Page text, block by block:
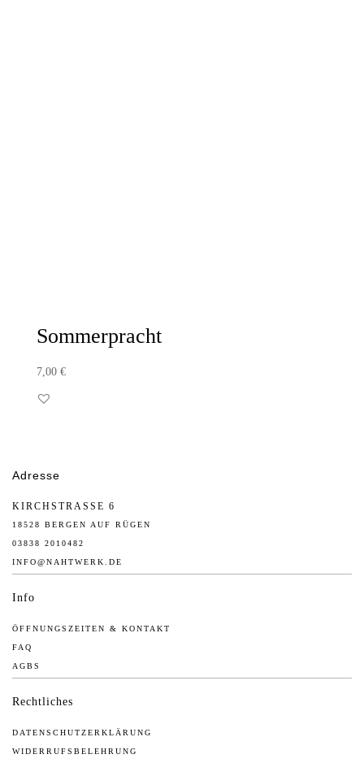
Sommerpracht
7,00 €
Adresse
KIRCHSTRASSE 6
18528 BERGEN AUF RÜGEN
03838 2010482
INFO@NAHTWERK.DE
Info
ÖFFNUNGSZEITEN & KONTAKT
FAQ
AGBS
Rechtliches
DATENSCHUTZERKLÄRUNG
WIDERRUFSBELEHRUNG